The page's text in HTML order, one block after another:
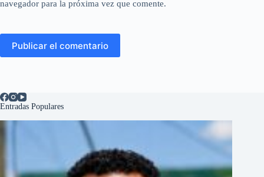
navegador para la próxima vez que comente.
Publicar el comentario
Entradas Populares